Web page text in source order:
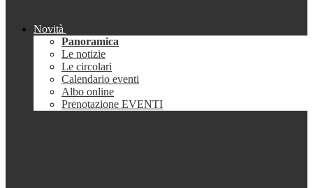
Novità
Panoramica
Le notizie
Le circolari
Calendario eventi
Albo online
Prenotazione EVENTI